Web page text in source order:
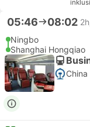
05:46 08:02
Ningbo
Shanghai Hongqiao
China